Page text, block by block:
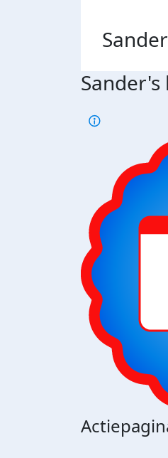
Sander's